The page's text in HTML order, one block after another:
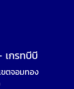
เกรทบีบี
ตจอมทอง